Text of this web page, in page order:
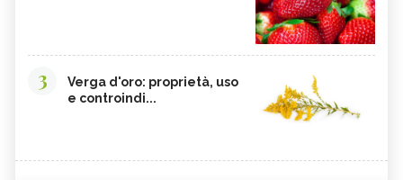
3
Verga d'oro: proprietà, uso
e controindi...